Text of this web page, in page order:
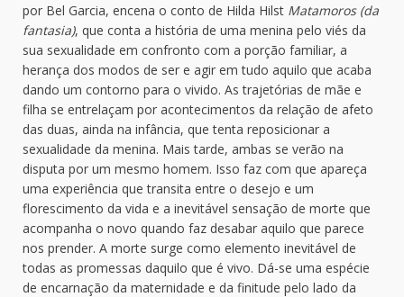
por Bel Garcia, encena o conto de Hilda Hilst Matamoros (da
fantasia), que conta a história de uma menina pelo viés da
sua sexualidade em confronto com a porção familiar, a
herança dos modos de ser e agir em tudo aquilo que acaba
dando um contorno para o vivido. As trajetórias de mãe e
filha se entrelaçam por acontecimentos da relação de afeto
das duas, ainda na infância, que tenta reposicionar a
sexualidade da menina. Mais tarde, ambas se verão na
disputa por um mesmo homem. Isso faz com que apareça
uma experiência que transita entre o desejo e um
florescimento da vida e a inevitável sensação de morte que
acompanha o novo quando faz desabar aquilo que parece
nos prender. A morte surge como elemento inevitável de
todas as promessas daquilo que é vivo. Dá-se uma espécie
de encarnação da maternidade e da finitude pelo lado da